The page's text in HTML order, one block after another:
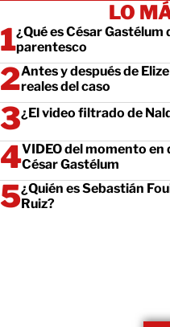
LO
¿Qué es César Gastélum
parentesco
Antes y después de
reales del caso
¿El video filtrado de
VIDEO del momento en
César Gastélum
¿Quién es Sebastián
Ruiz?